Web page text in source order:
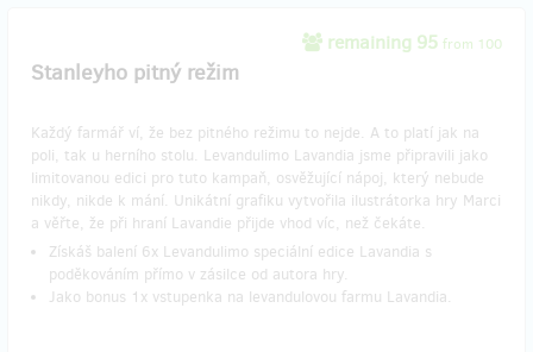
remaining 95 from 100
Stanleyho pitný režim
Každý farmář ví, že bez pitného režimu to nejde. A to platí jak na
poli, tak u herního stolu. Levandulimo Lavandia jsme připravili jako
limitovanou edici pro tuto kampaň, osvěžující nápoj, který nebude
nikdy, nikde k mání. Unikátní grafiku vytvořila ilustrátorka hry Marci
a věřte, že při hraní Lavandie přijde vhod víc, než čekáte.
Získáš balení 6x Levandulimo speciální edice Lavandia s
poděkováním přímo v zásilce od autora hry.
Jako bonus 1x vstupenka na levandulovou farmu Lavandia.